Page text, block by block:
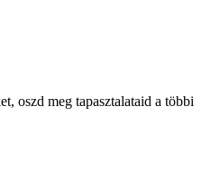
oszd meg tapasztalataid a többi